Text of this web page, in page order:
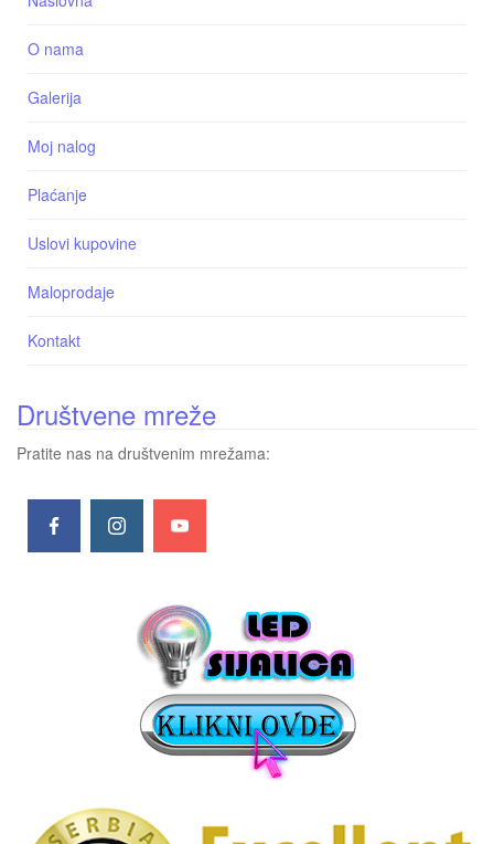
O nama
Galerija
Moj nalog
Plaćanje
Uslovi kupovine
Maloprodaje
Kontakt
Društvene mreže
Pratite nas na društvenim mrežama: